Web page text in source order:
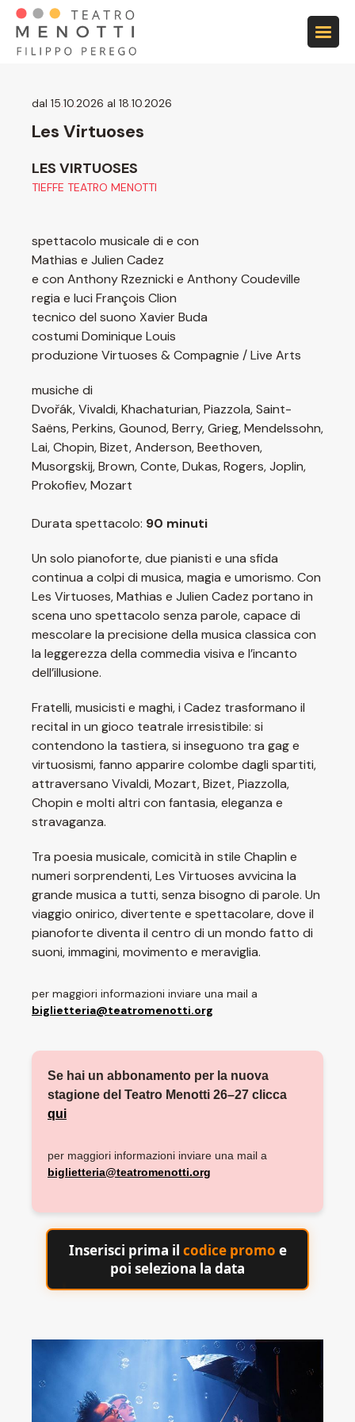
dal 15.10.2026 al 18.10.2026
Les Virtuoses
LES VIRTUOSES
TIEFFE TEATRO MENOTTI
spettacolo musicale di e con
Mathias e Julien Cadez
e con Anthony Rzeznicki e Anthony Coudeville
regia e luci François Clion
tecnico del suono Xavier Buda
costumi Dominique Louis
produzione Virtuoses & Compagnie / Live Arts
musiche di
Dvořák, Vivaldi, Khachaturian, Piazzola, Saint-
Saëns, Perkins, Gounod, Berry, Grieg, Mendelssohn,
Lai, Chopin, Bizet, Anderson, Beethoven,
Musorgskij, Brown, Conte, Dukas, Rogers, Joplin,
Prokofiev, Mozart
Durata spettacolo: 90 minuti
Un solo pianoforte, due pianisti e una sfida
continua a colpi di musica, magia e umorismo. Con
Les Virtuoses, Mathias e Julien Cadez portano in
scena uno spettacolo senza parole, capace di
mescolare la precisione della musica classica con
la leggerezza della commedia visiva e l’incanto
dell’illusione.
Fratelli, musicisti e maghi, i Cadez trasformano il
recital in un gioco teatrale irresistibile: si
contendono la tastiera, si inseguono tra gag e
virtuosismi, fanno apparire colombe dagli spartiti,
attraversano Vivaldi, Mozart, Bizet, Piazzolla,
Chopin e molti altri con fantasia, eleganza e
stravaganza.
Tra poesia musicale, comicità in stile Chaplin e
numeri sorprendenti, Les Virtuoses avvicina la
grande musica a tutti, senza bisogno di parole. Un
viaggio onirico, divertente e spettacolare, dove il
pianoforte diventa il centro di un mondo fatto di
suoni, immagini, movimento e meraviglia.
per maggiori informazioni inviare una mail a
biglietteria@teatromenotti.org
Se hai un abbonamento per la nuova
stagione del Teatro Menotti 26–27 clicca
qui
per maggiori informazioni inviare una mail a
biglietteria@teatromenotti.org
Inserisci prima il codice promo e
poi seleziona la data